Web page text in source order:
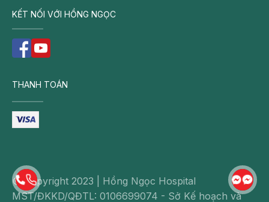
KẾT NỐI VỚI HỒNG NGỌC
THANH TOÁN
© Copyright 2023 | Hồng Ngọc Hospital
MST/ĐKKD/QĐTL: 0106699074 - Sở Kế hoạch và